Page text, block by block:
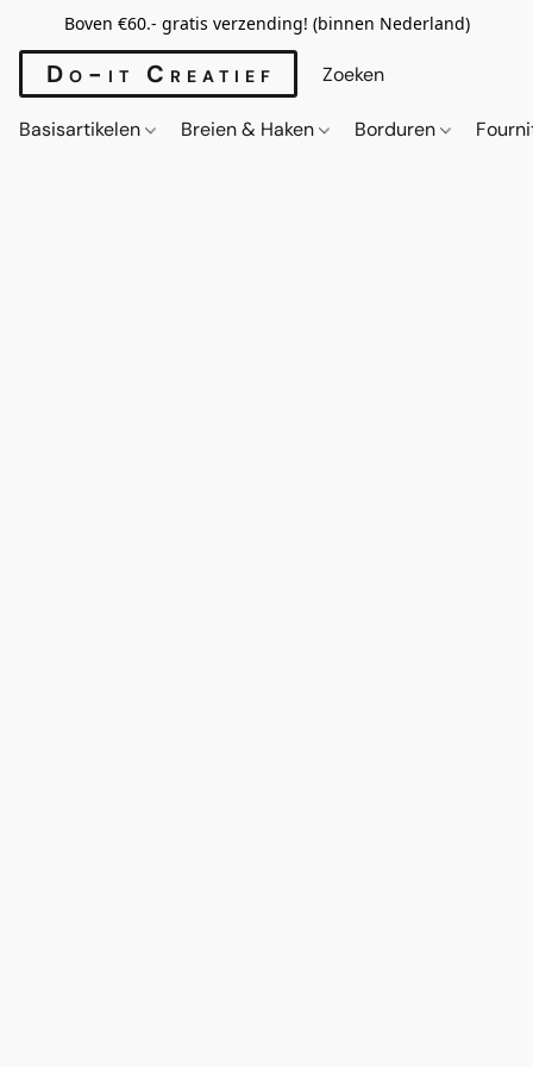
Boven €60.- gratis verzending! (binnen Nederland)
Do-it Creatief
Basisartikelen Breien & Haken Borduren